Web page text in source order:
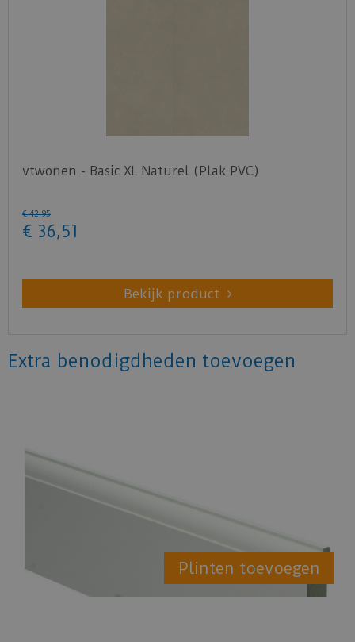
vtwonen - Basic XL Naturel (Plak PVC)
€ 42,95
€ 36,51
Bekijk product
Extra benodigdheden toevoegen
Plinten toevoegen